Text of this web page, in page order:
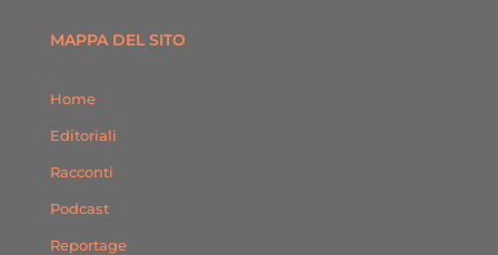
MAPPA DEL SITO
Home
Editoriali
Racconti
Podcast
Reportage